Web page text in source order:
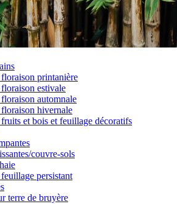
printanière
estivale
automnale
hivernale
et bois et feuillage décoratifs
couvre-sols
persistant
terre de bruyère